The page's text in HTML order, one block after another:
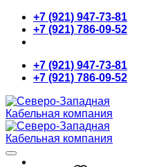
Skip
content
+7 (921) 947-73-81
+7 (921) 786-09-52
+7 (921) 947-73-81
+7 (921) 786-09-52